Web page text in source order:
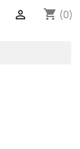
shopping_cart (0)
